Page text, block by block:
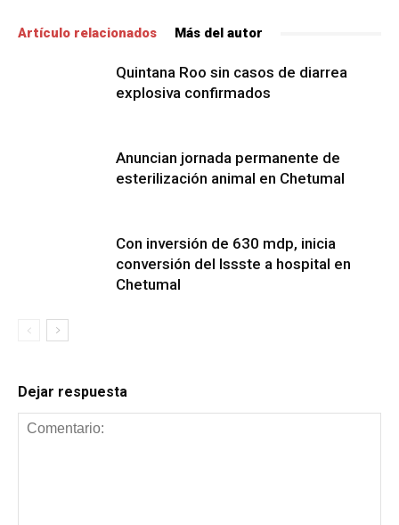
Artículo relacionados Más del autor
Quintana Roo sin casos de diarrea
explosiva confirmados
Anuncian jornada permanente de
esterilización animal en Chetumal
Con inversión de 630 mdp, inicia
conversión del Issste a hospital en
Chetumal
Dejar respuesta